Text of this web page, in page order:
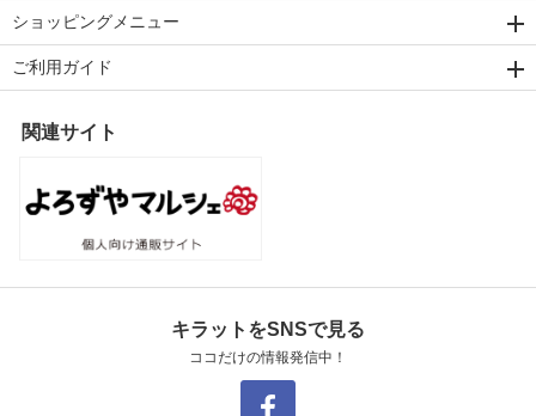
ショッピングメニュー
ご利用ガイド
関連サイト
キラットをSNSで見る
ココだけの情報発信中！